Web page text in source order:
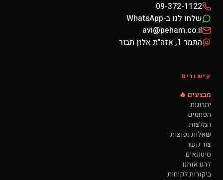
09-372-1122
שלחו לנו ב-WhatsApp
avi@peham.co.il
התמר 1, אזה"ת אלון תבור
קישורים
מבצעים 🔥
יתרונות
הפחמים
המלצות
שאלות נפוצות
צור קשר
סיטונאים
דרגו אותנו
ביקורות לקוחות